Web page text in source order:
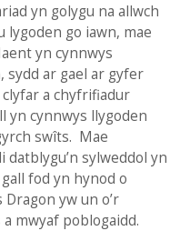
yn golygu na allwch
go iawn, mae
yn cynnwys
ar gael ar gyfer
a chyfrifiadur
yn cynnwys llygoden
swîts. Mae
datblygu’n sylweddol yn
fod yn hynod o
yw un o’r
mwyaf poblogaidd.